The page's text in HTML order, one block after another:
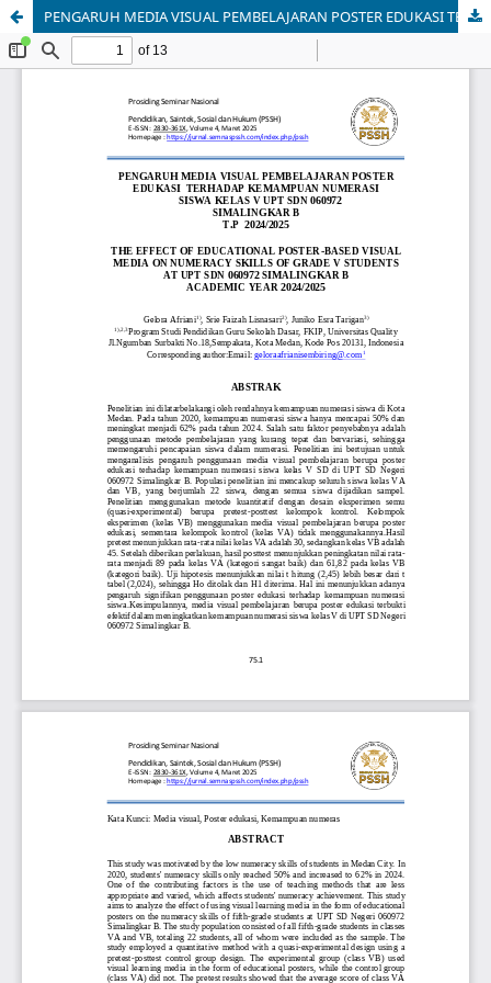
PENGARUH MEDIA VISUAL PEMBELAJARAN POSTER EDUKASI TERHADAP KEMAMPUAN NUMERASI SISWA KELAS V UPT SDN 060972 SIMALINGKAR B T.P 2024/2025